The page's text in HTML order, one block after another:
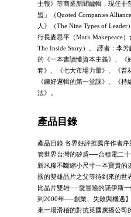
士報》等商業新聞編輯，現任非
盟」（Quoted Companies
人》（The Nine Types of
行長麥思平（Mark Makepeace
The Inside Story）。 譯者：李
的《一本書讀懂資本主義》、《
套》、《七大市場力量》、《普
《練好邏輯的第一堂課》、《
法》。
產品目錄
產品目錄 各界好評推薦序作者
管世界台灣的矽盾──台積電二
新米糧不斷縮小尺寸一本寶貴的
國的雙雄晶片之父等待到來的
比晶片雙雄──愛冒險的諾伊斯
到2000年──創業、失敗與機遇
來一場滑稽的對抗英國廣播公司